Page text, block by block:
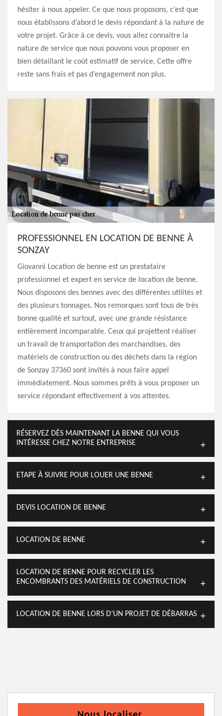
hésiter à nous appeler. Ce que nous proposons, c’est que
nous établissons d’abord le devis répondant à la nature de
votre projet. Grâce à ce devis, vous allez connaitre la
nature de service que nous pouvons vous proposer en
bien détaillant le coût estimatif de service. Cette offre
reste sans frais et pas d’engagement non plus.
PROFESSIONNEL EN LOCATION DE BENNE À
SONZAY
Giovanni Location de benne est un prestataire
professionnel et expert en service de location de benne.
Nous disposons des bennes avec des différentes utilités et
des plusieurs tonnages. Nos remorques sont tous de très
bonne qualité et surtout, avec une grande résistance
entièrement incomparable. Ceux qui projettent réaliser
un travail de transportation des marchandises, des
matériels de construction ou des déchets dans la région
de Sonzay 37360 sont invités à nous faire appel
immédiatement. Nous sommes prêts à vous proposer un
service répondant effectivement à vos attentes.
RÉSERVEZ DÈS MAINTENANT LA BENNE QUI VOUS
INTÉRESSE CHEZ NOTRE ENTREPRISE
ETAPE À SUIVRE POUR LOUER UNE BENNE
DEVIS LOCATION DE BENNE
LOCATION DE BENNE
LOCATION DE BENNE POUR RECYCLER LES
ENCOMBRANTS DES MATÉRIELS DE CONSTRUCTION
LOCATION DE BENNE LORS D’UN PROJET DE DÉBARRAS